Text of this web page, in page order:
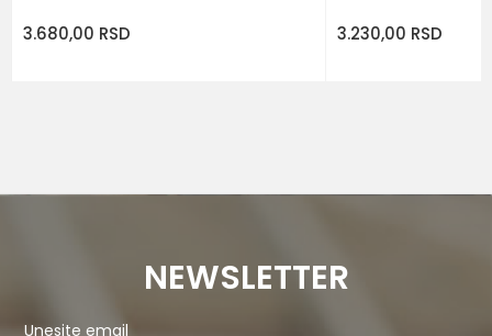
3.680,00 RSD 3.230,00 RSD
NEWSLETTER